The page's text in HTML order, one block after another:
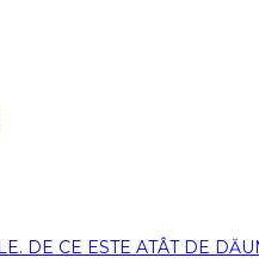
DE CE ESTE ATÂT DE